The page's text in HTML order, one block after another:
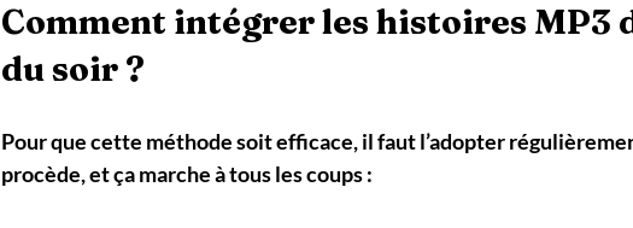
Comment intégrer les histoires MP3
du soir ?
Pour que cette méthode soit efficace, il faut l’adopter
procède, et ça marche à tous les coups :